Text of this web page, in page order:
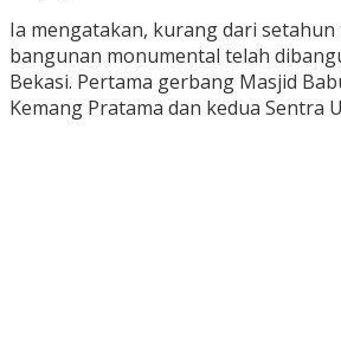
Ia mengatakan, kurang dari
bangunan monumental telah
Bekasi. Pertama gerbang Masjid
Kemang Pratama dan kedua Sentra